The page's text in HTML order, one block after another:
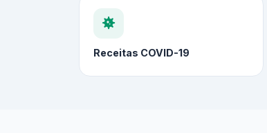
Receitas COVID-19